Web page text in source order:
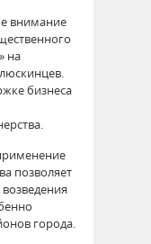
внимание
на
бизнеса
позволяет
города.